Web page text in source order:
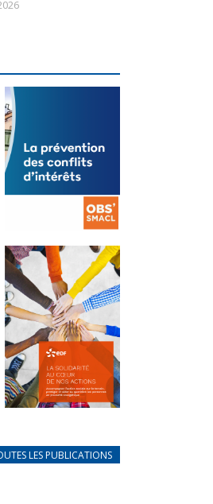
La
prévention
des conflits
d’intérêts
18 septembre 2023
FEUILLETER
au coeur de
nos actions
LES PUBLICATIONS